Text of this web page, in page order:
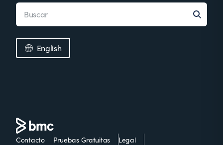
English
Contacto Pruebas Gratuitas
Legal